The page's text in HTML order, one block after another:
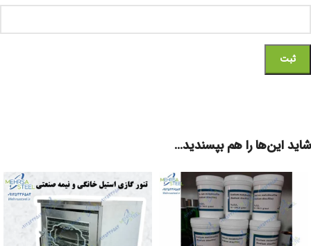
شاید این‌ها را هم بپسندید…